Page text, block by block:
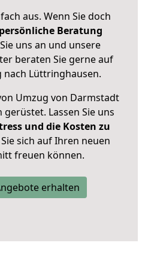
aus. Wenn Sie doch
persönliche Beratung
uns an und unsere
beraten Sie gerne auf
nach Lüttringhausen.
Umzug von Darmstadt
Lassen Sie uns
und die Kosten zu
sich auf Ihren neuen
freuen können.
erhalten